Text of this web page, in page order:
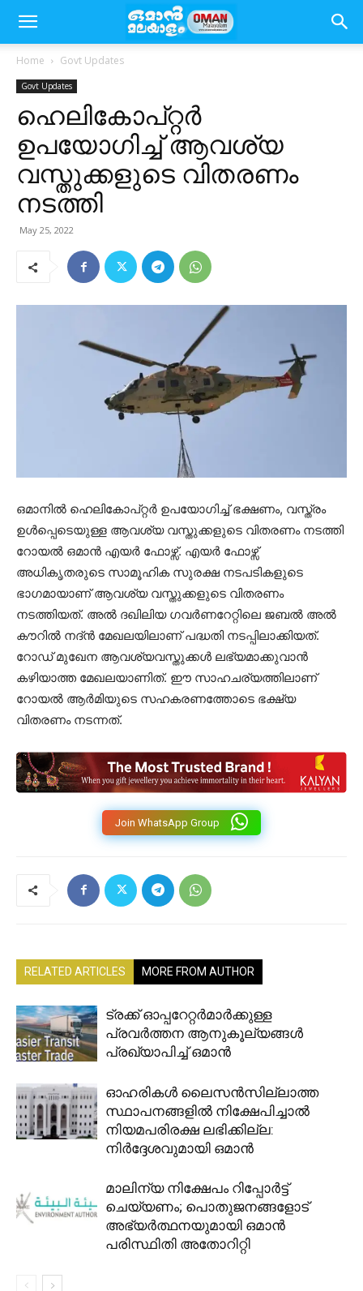
Home Govt Updates
Govt Updates
ഹെലികോപ്റ്റർ
ഉപയോഗിച്ച് ആവശ്യ
വസ്തുക്കളുടെ വിതരണം
നടത്തി
May 25, 2022
ഒമാനിൽ ഹെലികോപ്റ്റർ ഉപയോഗിച്ച് ഭക്ഷണം, വസ്ത്രം
ഉൾപ്പെടെയുള്ള ആവശ്യ വസ്തുക്കളുടെ വിതരണം നടത്തി
റോയൽ ഒമാൻ എയർ ഫോഴ്സ്. എയർ ഫോഴ്സ്
അധികൃതരുടെ സാമൂഹിക സുരക്ഷ നടപടികളുടെ
ഭാഗമായാണ് ആവശ്യ വസ്തുക്കളുടെ വിതരണം
നടത്തിയത്. അൽ ദഖിലിയ ഗവർണറേറ്റിലെ ജബൽ അൽ
കൗറിൽ നദ്ൻ മേഖലയിലാണ് പദ്ധതി നടപ്പിലാക്കിയത്.
റോഡ് മുഖേന ആവശ്യവസ്തുക്കൾ ലഭ്യമാക്കുവാൻ
കഴിയാത്ത മേഖലയാണിത്. ഈ സാഹചര്യത്തിലാണ്
റോയൽ ആർമിയുടെ സഹകരണത്തോടെ ഭക്ഷ്യ
വിതരണം നടന്നത്.
Join WhatsApp Group
RELATED ARTICLES MORE FROM AUTHOR
ട്രക്ക് ഓപ്പറേറ്റർമാർക്കുള്ള
പ്രവർത്തന ആനുകൂല്യങ്ങൾ
പ്രഖ്യാപിച്ച് ഒമാൻ
ഓഹരികൾ ലൈസൻസില്ലാത്ത
സ്ഥാപനങ്ങളിൽ നിക്ഷേപിച്ചാൽ
നിയമപരിരക്ഷ ലഭിക്കില്ല:
നിർദ്ദേശവുമായി ഒമാൻ
മാലിന്യ നിക്ഷേപം റിപ്പോർട്ട്
ചെയ്യണം; പൊതുജനങ്ങളോട്
അഭ്യർത്ഥനയുമായി ഒമാൻ
പരിസ്ഥിതി അതോറിറ്റി